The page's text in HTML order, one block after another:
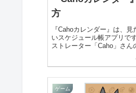
方
『Cahoカレンダー』は、
いスケジュール帳アプリで
ストレーター「Caho」さん
ュール帳の機能も使いやす
ピッタリですよ！
ゲーム